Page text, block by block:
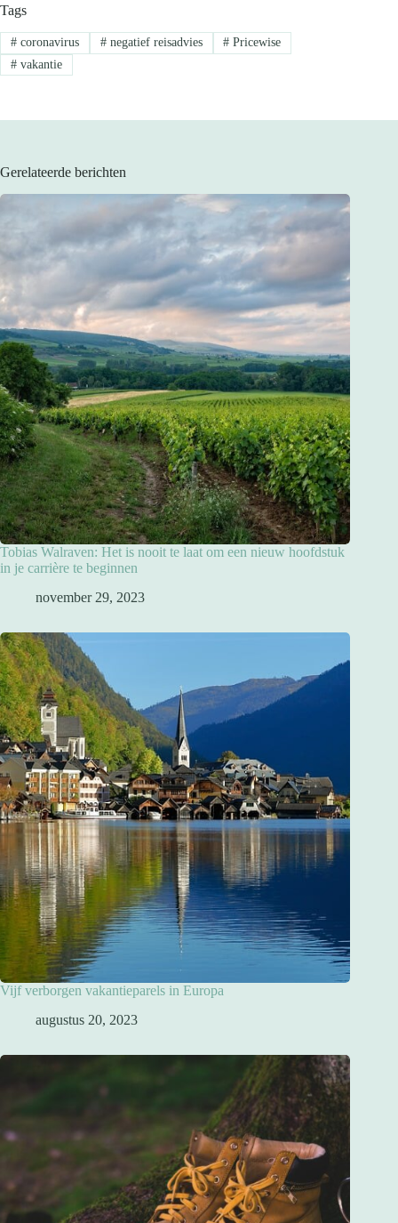
Tags
#coronavirus #negatief reisadvies # Pricewise
#vakantie
Gerelateerde berichten
Tobias Walraven: Het is nooit te laat om een nieuw hoofdstuk
in je carrière te beginnen
november 29, 2023
Vijf verborgen vakantieparels in Europa
augustus 20, 2023